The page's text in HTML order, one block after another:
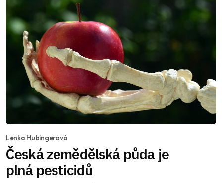
Lenka Hubingerová
Česká zemědělská půda je
plná pesticidů